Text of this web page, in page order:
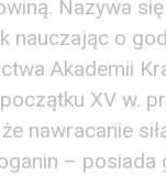
Nazywa
nauczając o
Akademii
początku XV w.
nawracanie
–